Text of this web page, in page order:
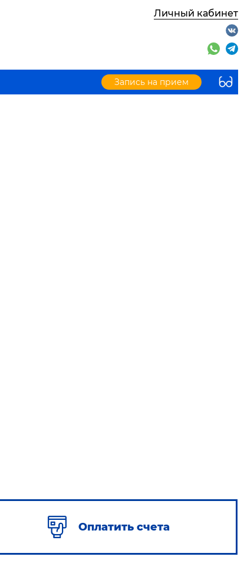
Личный кабинет
Запись на прием
Оплатить счета